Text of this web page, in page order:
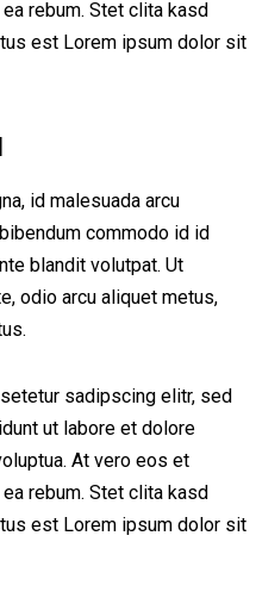
rebum. Stet clita kasd
est Lorem ipsum dolor sit
id malesuada arcu
commodo id id
blandit volutpat. Ut
odio arcu aliquet metus,
sadipscing elitr, sed
ut labore et dolore
At vero eos et
rebum. Stet clita kasd
est Lorem ipsum dolor sit